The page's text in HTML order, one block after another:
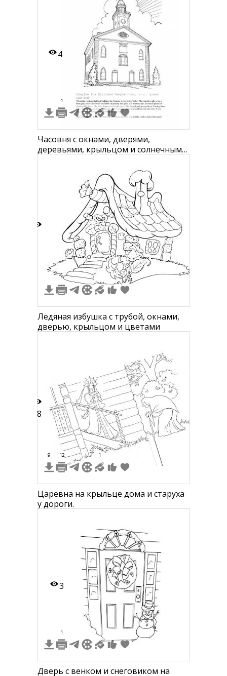
4
1
Часовня с окнами, дверями,
деревьями, крыльцом и солнечным
Ледяная избушка с трубой, окнами,
дверью, крыльцом и цветами
28
9 12 1
Царевна на крыльце дома и старуха
у дороги.
3
1
Дверь с венком и снеговиком на